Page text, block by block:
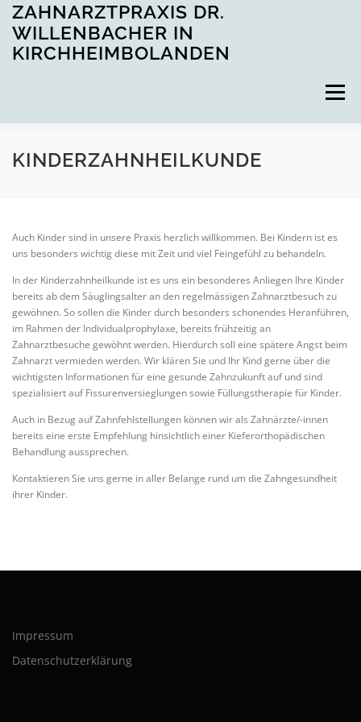
Zum
Inhalt
springen
ZAHNARZTPRAXIS DR.
WILLENBACHER IN
KIRCHHEIMBOLANDEN
Menü
STARTSEITE LEISTUNGEN
TERMIN ONLINE BUCHEN
KINDERZAHNHEILKUNDE
Auch Kinder sind in unsere Praxis herzlich willkommen. Bei Kindern ist es
uns besonders wichtig diese mit Zeit und viel Feingefühl zu behandeln.
In der Kinderzahnheilkunde ist es uns ein besonderes Anliegen Ihre Kinder
bereits ab dem Säuglingsalter an den regelmässigen Zahnarztbesuch zu
gewöhnen. So sollen die Kinder durch besonders schonendes Heranführen,
im Rahmen der Individualprophylaxe, bereits frühzeitig an
Zahnarztbesuche gewöhnt werden. Hierdurch soll eine spätere Angst beim
Zahnarzt vermieden werden. Wir klären Sie und Ihr Kind gerne über die
wichtigsten Informationen für eine gesunde Zahnzukunft auf und sind
spezialisiert auf Fissurenversieglungen sowie Füllungstherapie für Kinder.
Auch in Bezug auf Zahnfehlstellungen können wir als Zahnärzte/-innen
bereits eine erste Empfehlung hinsichtlich einer Kieferorthopädischen
Behandlung aussprechen.
Kontaktieren Sie uns gerne in aller Belange rund um die Zahngesundheit
ihrer Kinder.
Impressum
Datenschutzerklärung